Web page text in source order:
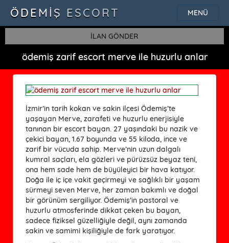
MENÜ
ÖDEMIŞ ESCORT
İLAN GÖNDER
ödemiş zarif escort merve ile huzurlu anlar
İzmir’in tarih kokan ve sakin ilçesi Ödemiş’te
yaşayan Merve, zarafeti ve huzurlu enerjisiyle
tanınan bir escort bayan. 27 yaşındaki bu nazik ve
çekici bayan, 1.67 boyunda ve 55 kiloda, ince ve
zarif bir vücuda sahip. Merve’nin uzun dalgalı
kumral saçları, ela gözleri ve pürüzsüz beyaz teni,
ona hem sade hem de büyüleyici bir hava katıyor.
Doğa ile iç içe vakit geçirmeyi ve sağlıklı bir yaşam
sürmeyi seven Merve, her zaman bakımlı ve doğal
bir görünüm sergiliyor. Ödemiş’in pastoral ve
huzurlu atmosferinde dikkat çeken bu bayan,
sadece fiziksel güzelliğiyle değil, aynı zamanda
sakin ve samimi kişiliğiyle de fark yaratıyor.